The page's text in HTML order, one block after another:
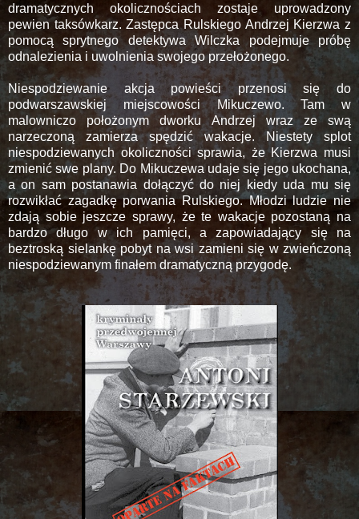
dramatycznych okolicznościach zostaje uprowadzony
pewien taksówkarz. Zastępca Rulskiego Andrzej Kierzwa z
pomocą sprytnego detektywa Wilczka podejmuje próbę
odnalezienia i uwolnienia swojego przełożonego.
Niespodziewanie akcja powieści przenosi się do
podwarszawskiej miejscowości Mikuczewo. Tam w
malowniczo położonym dworku Andrzej wraz ze swą
narzeczoną zamierza spędzić wakacje. Niestety splot
niespodziewanych okoliczności sprawia, że Kierzwa musi
zmienić swe plany. Do Mikuczewa udaje się jego ukochana,
a on sam postanawia dołączyć do niej kiedy uda mu się
rozwikłać zagadkę porwania Rulskiego. Młodzi ludzie nie
zdają sobie jeszcze sprawy, że te wakacje pozostaną na
bardzo długo w ich pamięci, a zapowiadający się na
beztroską sielankę pobyt na wsi zamieni się w zwieńczoną
niespodziewanym finałem dramatyczną przygodę.